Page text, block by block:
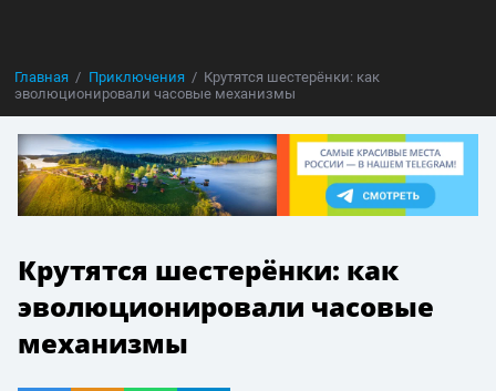
Главная Приключения
Крутятся шестерёнки: как
эволюционировали часовые механизмы
Крутятся шестерёнки: как
эволюционировали часовые
механизмы